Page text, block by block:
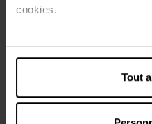
cookies.
Tout
Caractéristiques